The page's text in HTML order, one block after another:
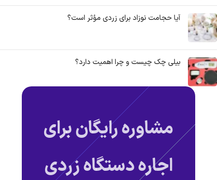
آیا حجامت نوزاد برای زردی مؤثر است؟
بیلی چک چیست و چرا اهمیت دارد؟
مشاوره رایگان برای
اجاره دستگاه زردی